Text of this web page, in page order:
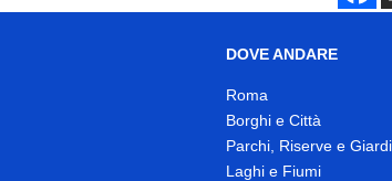
DOVE ANDARE
Roma
Borghi e Città
Parchi, Riserve e
Laghi e Fiumi